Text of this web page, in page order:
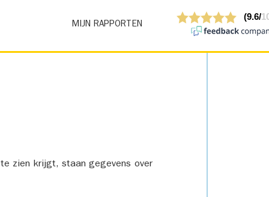
MIJN RAPPORTEN
zien krijgt, staan gegevens over